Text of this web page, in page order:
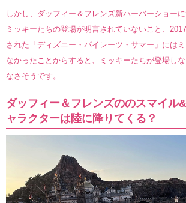
しかし、ダッフィー＆フレンズ新ハーバーショー
ミッキーたちの登場が明言されていないこと、
された「ディズニー・パイレーツ・サマー」には
なかったことからすると、ミッキーたちが登場し
なさそうです。
ダッフィー＆フレンズののスマイ
ャラクターは陸に降りてくる？